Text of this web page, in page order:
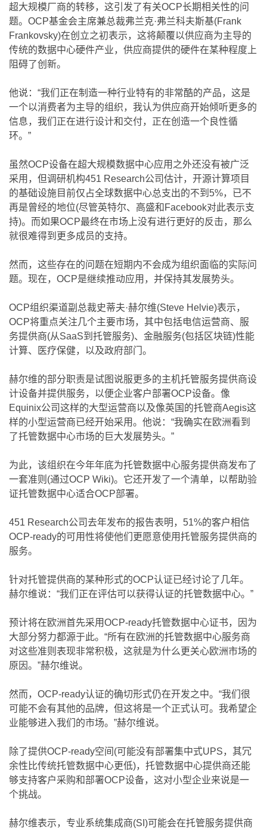
超大规模厂商的转移，这引发了有关OCP长期相关性的问
题。OCP基金会主席兼总裁弗兰克·弗兰科夫斯基(Frank
Frankovsky)在创立之初表示，这将颠覆以供应商为主导的
传统的数据中心硬件产业，供应商提供的硬件在某种程度上
阻碍了创新。
他说：“我们正在制造一种行业特有的非常酷的产品，这是
一个以消费者为主导的组织，我认为供应商开始倾听更多的
信息，我们正在进行设计和交付，正在创造一个良性循
环。”
虽然OCP设备在超大规模数据中心应用之外还没有被广泛
采用，但调研机构451 Research公司估计，开源计算项目
的基础设施目前仅占全球数据中心总支出的不到5%，已不
再是曾经的地位(尽管英特尔、高盛和Facebook对此表示支
持)。而如果OCP最终在市场上没有进行更好的反击，那么
就很难得到更多成员的支持。
然而，这些存在的问题在短期内不会成为组织面临的实际问
题。现在，OCP是继续推动应用，并保持其发展势头。
OCP组织渠道副总裁史蒂夫·赫尔维(Steve Helvie)表示，
OCP将重点关注几个主要市场，其中包括电信运营商、服
务提供商(从SaaS到托管服务)、金融服务(包括区块链)性能
计算、医疗保健，以及政府部门。
赫尔维的部分职责是试图说服更多的主机托管服务提供商设
计设备并提供服务，以便企业客户部署OCP设备。像
Equinix公司这样的大型运营商以及像英国的托管商Aegis这
样的小型运营商已经开始采用。他说：“我确实在欧洲看到
了托管数据中心市场的巨大发展势头。”
为此，该组织在今年年底为托管数据中心服务提供商发布了
一套准则(通过OCP Wiki)。它还开发了一个清单，以帮助验
证托管数据中心适合OCP部署。
451 Research公司去年发布的报告表明，51%的客户相信
OCP-ready的可用性将使他们更愿意使用托管服务提供商的
服务。
针对托管提供商的某种形式的OCP认证已经讨论了几年。
赫尔维说：“我们正在评估可以获得认证的托管数据中心。”
预计将在欧洲首先采用OCP-ready托管数据中心证书，因为
大部分努力都源于此。“所有在欧洲的托管数据中心服务商
对这些准则表现非常积极，这就是为什么更关心欧洲市场的
原因。”赫尔维说。
然而，OCP-ready认证的确切形式仍在开发之中。“我们很
可能不会有其他的品牌，但这将是一个正式认可。我希望企
业能够进入我们的市场。”赫尔维说。
除了提供OCP-ready空间(可能没有部署集中式UPS，其冗
余性比传统托管数据中心更低)，托管数据中心提供商还能
够支持客户采购和部署OCP设备，这对小型企业来说是一
个挑战。
赫尔维表示，专业系统集成商(SI)可能会在托管服务提供商